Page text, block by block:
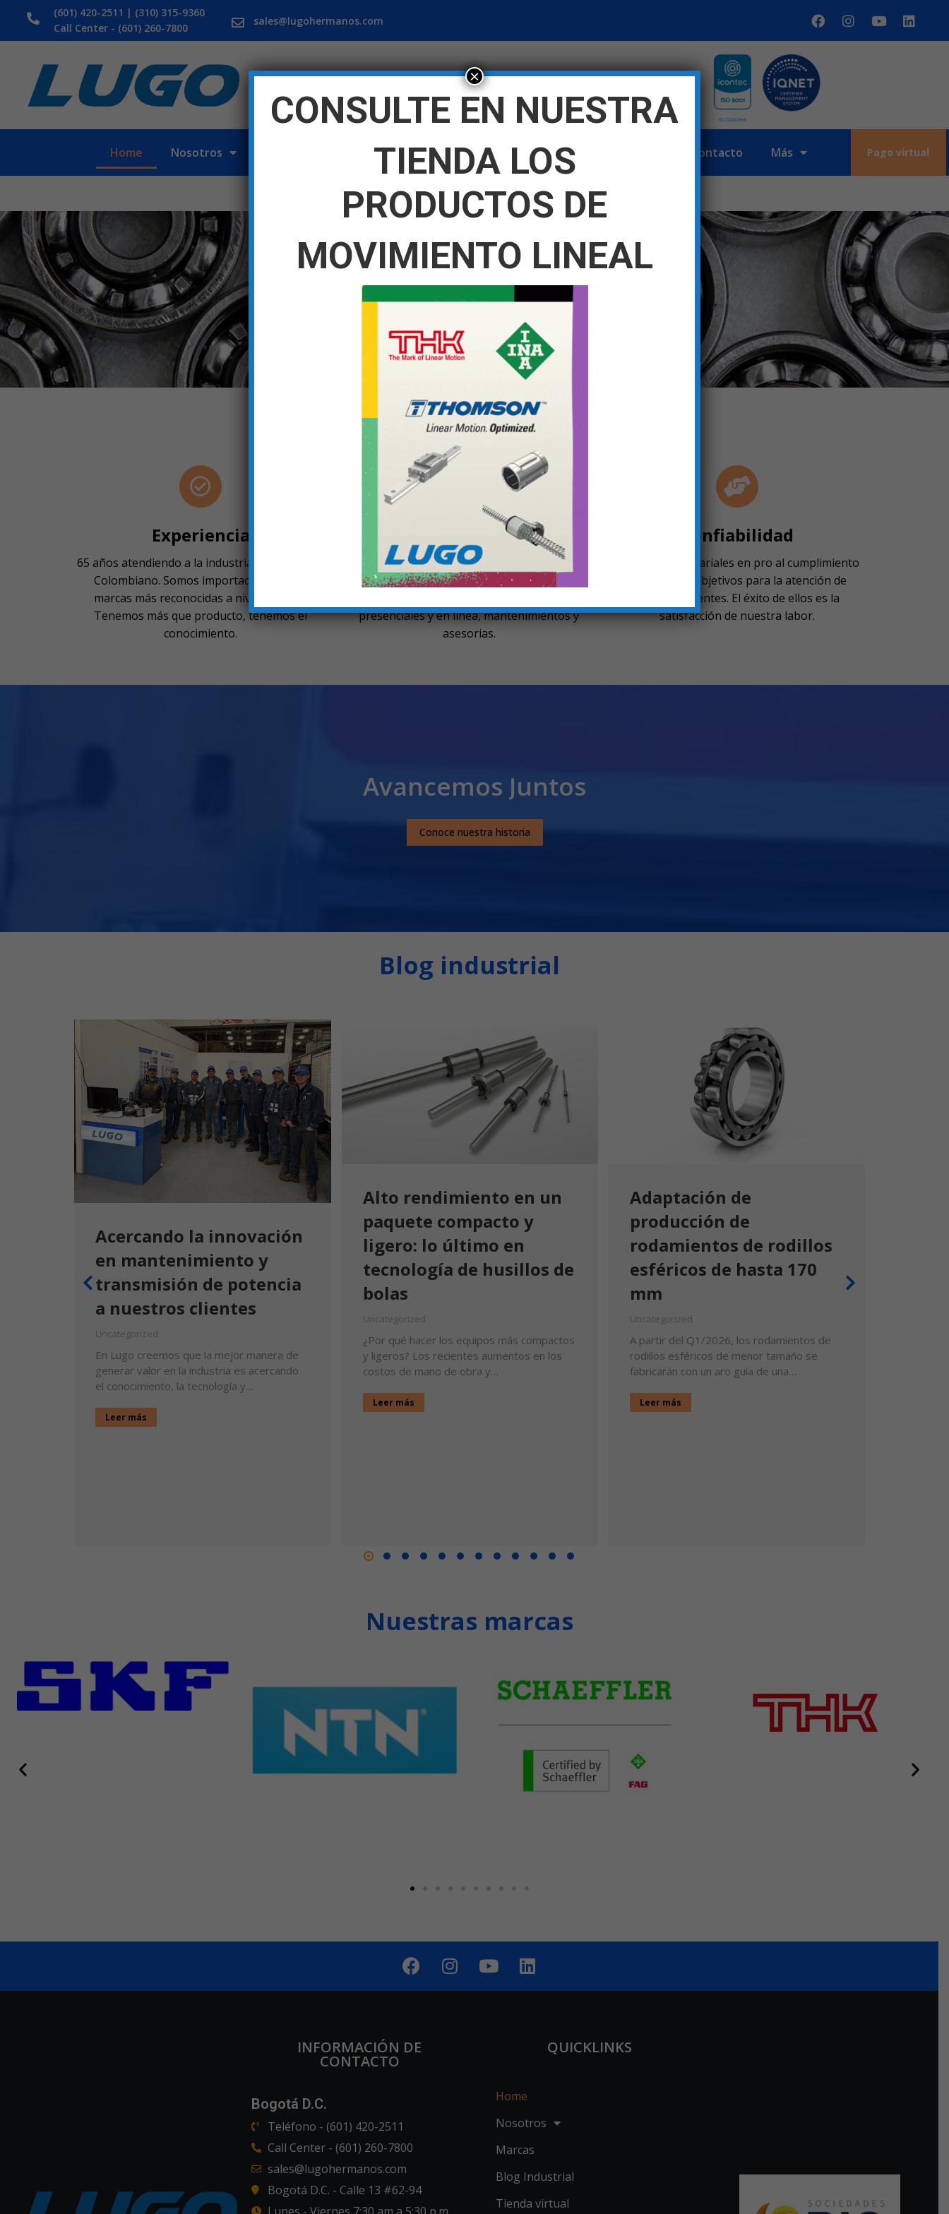
(601) 420-2511 | (310) 315-9360
Call Center - (601) 260-7800
sales@lugohermanos.com
Home Nosotros Blog Industrial Tienda virtual Trabaje con nosotros Contacto Más Pago virtual
Experiencia
65 años atendiendo a la industria y al comercio
Colombiano. Somos importadores de las
marcas más reconocidas a nivel mundial.
Tenemos más que producto, tenemos el
conocimiento.
Vendedores e ingenieros altamente calificados y
certificados. Valores agregados como
presenciales y en línea, mantenimientos y
asesorias.
Confiabilidad
Valores empresariales en pro al cumplimiento
de nuestros objetivos para la atención de
nuestros clientes. El éxito de ellos es la
satisfacción de nuestra labor.
Avancemos Juntos
Conoce nuestra historia
Blog industrial
Acercando la innovación
en mantenimiento y
transmisión de potencia
a nuestros clientes
Uncategorized
En Lugo creemos que la mejor manera de
generar valor en la industria es acercando
el conocimiento, la tecnología y…
Leer más
Alto rendimiento en un
paquete compacto y
ligero: lo último en
tecnología de husillos de
bolas
Uncategorized
¿Por qué hacer los equipos más compactos
y ligeros? Los recientes aumentos en los
costos de mano de obra y…
Leer más
Adaptación de
producción de
rodamientos de rodillos
esféricos de hasta 170
mm
Uncategorized
A partir del Q1/2026, los rodamientos de
rodillos esféricos de menor tamaño se
fabricarán con un aro guía de una…
Leer más
Nuestras marcas
INFORMACIÓN DE
CONTACTO
Bogotá D.C.
Teléfono - (601) 420-2511
Call Center - (601) 260-7800
sales@lugohermanos.com
Bogotá D.C. - Calle 13 #62-94
QUICKLINKS
Home
Nosotros
Marcas
Blog Industrial
Tienda virtual
CONSULTE EN NUESTRA
TIENDA LOS
PRODUCTOS DE
MOVIMIENTO LINEAL
×